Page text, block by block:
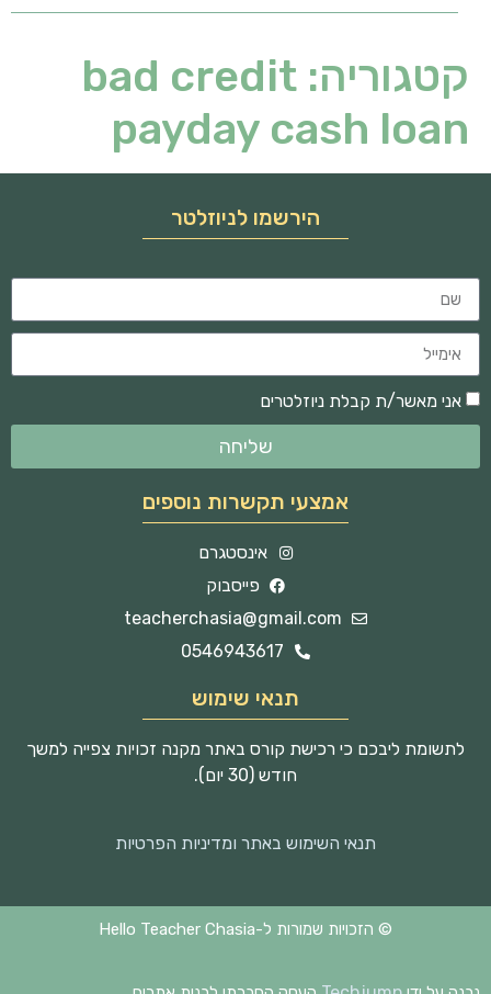
קטגוריה: bad credit
payday cash loan
הירשמו לניוזלטר
אני מאשר/ת קבלת ניוזלטרים
שליחה
אמצעי תקשרות נוספים
אינסטגרם
פייסבוק
teacherchasia@gmail.com
0546943617
תנאי שימוש
לתשומת ליבכם כי רכישת קורס באתר מקנה זכויות צפייה למשך
חודש (30 יום).
תנאי השימוש באתר ומדיניות הפרטיות
© הזכויות שמורות ל-Hello Teacher Chasia